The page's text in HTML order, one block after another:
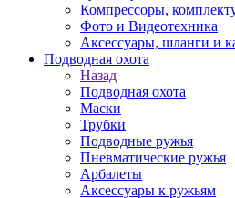
Компрессоры,
Фото и Видеотехника
Аксессуары, шланги и
Подводная охота
Назад
Подводная охота
Маски
Трубки
Подводные ружья
Пневматические ружья
Арбалеты
Аксессуары к ружьям